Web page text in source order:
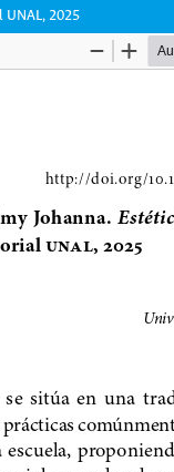
UNAL, 2025